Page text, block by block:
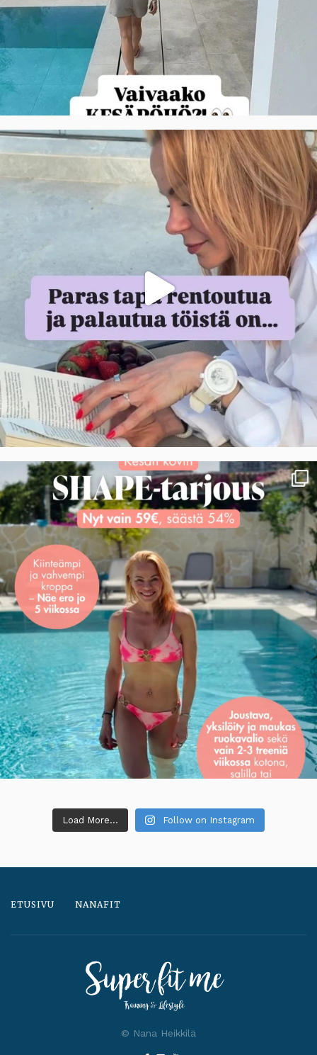
Load More... Follow on Instagram
ETUSIVU NANAFIT
© Nana Heikkilä